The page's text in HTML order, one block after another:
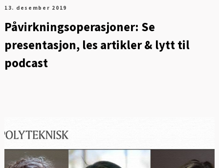
13. desember 2019
Påvirkningsoperasjoner: Se
presentasjon, les artikler & lytt til
podcast